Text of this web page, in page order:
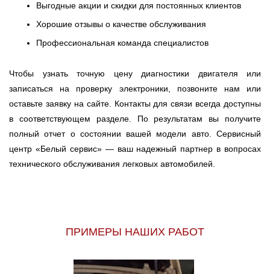
Выгодные акции и скидки для постоянных клиентов
Хорошие отзывы о качестве обслуживания
Профессиональная команда специалистов
Чтобы узнать точную цену диагностики двигателя или
записаться на проверку электроники, позвоните нам или
оставьте заявку на сайте. Контакты для связи всегда доступны
в соответствующем разделе. По результатам вы получите
полный отчет о состоянии вашей модели авто. Сервисный
центр «Белый сервис» — ваш надежный партнер в вопросах
технического обслуживания легковых автомобилей.
ПРИМЕРЫ НАШИХ РАБОТ